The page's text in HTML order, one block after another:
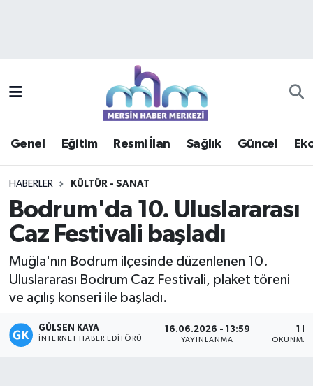
Genel Eğitim Resmi İlan Sağlık Güncel
HABERLER KÜLTÜR - SANAT
Bodrum'da 10. Uluslararası
Caz Festivali başladı
Muğla'nın Bodrum ilçesinde düzenlenen 10.
Uluslararası Bodrum Caz Festivali, plaket töreni
ve açılış konseri ile başladı.
GÜLSEN KAYA
İNTERNET HABER EDITÖRÜ
16.06.2026 - 13:59
YAYINLANMA OKUNMA
Güncel
Haberde insan
Kültür - Sanat
Magazin
Mersin Trafik Yoğunluk Haritası
Süper Lig Puan Durumu ve Fikstür
Haber Arşivi